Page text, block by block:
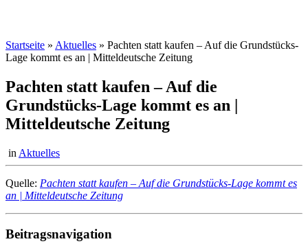
Startseite » Aktuelles » Pachten statt kaufen – Auf die Grundstücks-
Lage kommt es an | Mitteldeutsche Zeitung
Pachten statt kaufen – Auf die
Grundstücks-Lage kommt es an |
Mitteldeutsche Zeitung
in Aktuelles
Quelle: Pachten statt kaufen – Auf die Grundstücks-Lage kommt es
an | Mitteldeutsche Zeitung
Beitragsnavigation